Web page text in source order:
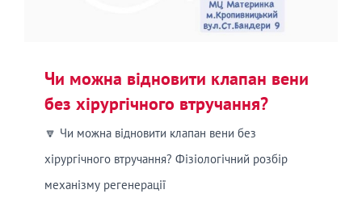
Чи можна відновити клапан вени
без хірургічного втручання?
🔽 Чи можна відновити клапан вени без
хірургічного втручання? Фізіологічний розбір
механізму регенерації